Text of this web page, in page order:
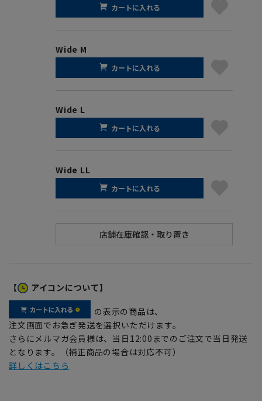
カートに入れる
Wide M
カートに入れる
Wide L
カートに入れる
Wide LL
カートに入れる
【 アイコンについて】
の表示の商品は、
注文画面でお急ぎ発送を選択いただけます。
さらにメルマガ会員様は、当日12:00までのご注文で当日発送
となります。（補正商品の場合は対応不可）
詳しくはこちら